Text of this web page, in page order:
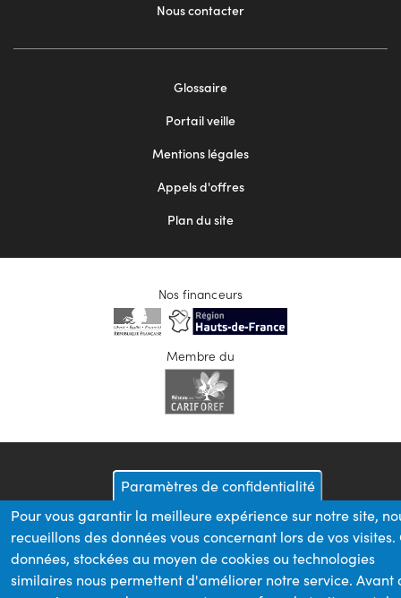
Nous contacter
Glossaire
Portail veille
Mentions légales
Appels d'offres
Plan du site
Nos financeurs
Membre du
Paramètres de confidentialité
Pour vous garantir la meilleure expérience sur notre site,
recueillons des données vous concernant lors de vos visites.
données, stockées au moyen de cookies ou technologies
similaires nous permettent d'améliorer notre service. Avant